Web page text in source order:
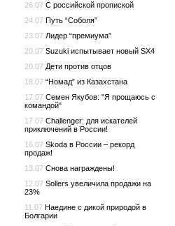
26.07 С российской пропиской
24.07 Путь “Соболя”
23.07 Лидер “премиума”
20.07 Suzuki испытывает новый SX4
20.07 Дети против отцов
18.07 “Номад” из Казахстана
17.07 Семен Якубов: "Я прощаюсь с
командой"
17.07 Challenger: для искателей
приключений в России!
16.07 Skoda в России – рекорд
продаж!
13.07 Снова награждены!
12.07 Sollers увеличила продажи на
23%
11.07 Наедине с дикой природой в
Болгарии